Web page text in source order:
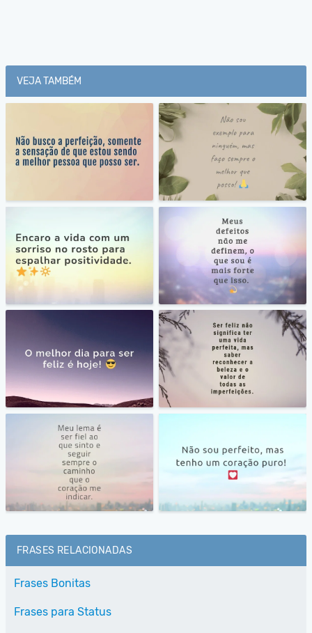
VEJA TAMBÉM
FRASES RELACIONADAS
Frases Bonitas
Frases para Status